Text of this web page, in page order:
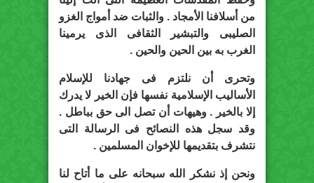
من أسلافنا الأمجاد . والثبات ضد أمواج الغزو
الصليبى والتبشير الثقافى الذى يرمينا
الغرب به بين الحين والحين .
وتحرى أن نلتزم فى جهادنا للإسلام
الأساليب الإسلامية نفسها فإن الخير لا يدرك
إلا بالخير . وهيهات أن تصل الى حق بباطل .
وقد سجل هذه النصائح فى الرسالة التى
نتشرف بتقديمها للإخوان المسلمين .
ونحن إذ نشكر الله سبحانه على ما أتاح لنا